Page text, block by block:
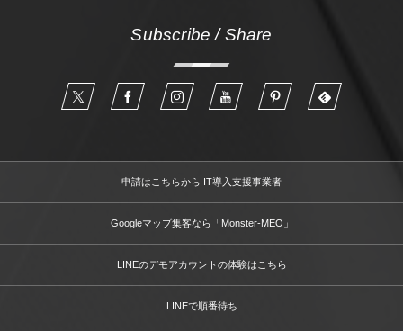
Subscribe / Share
申請はこちらから IT導入支援事業者
Googleマップ集客なら「Monster-MEO」
LINEのデモアカウントの体験はこちら
LINEで順番待ち